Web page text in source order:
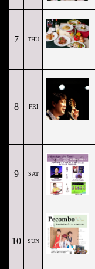
7 THU
8 FRI
9 SAT
10 SUN